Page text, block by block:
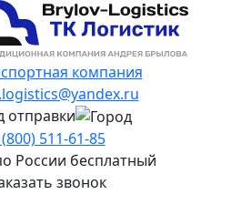
отправки
511-61-85
России бесплатный
звонок